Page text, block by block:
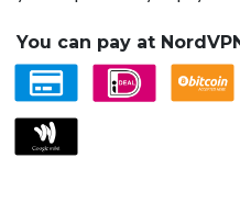
You can pay at